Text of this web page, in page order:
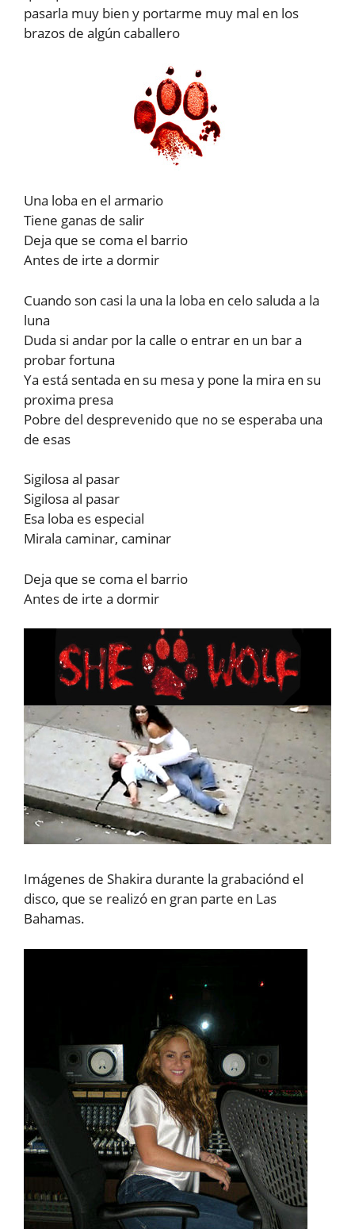
pasarla muy bien y portarme muy mal en los
brazos de algún caballero
Una loba en el armario
Tiene ganas de salir
Deja que se coma el barrio
Antes de irte a dormir
Cuando son casi la una la loba en celo saluda a la
luna
Duda si andar por la calle o entrar en un bar a
probar fortuna
Ya está sentada en su mesa y pone la mira en su
proxima presa
Pobre del desprevenido que no se esperaba una
de esas
Sigilosa al pasar
Sigilosa al pasar
Esa loba es especial
Mirala caminar, caminar
Deja que se coma el barrio
Antes de irte a dormir
Imágenes de Shakira durante la grabaciónd el
disco, que se realizó en gran parte en Las
Bahamas.